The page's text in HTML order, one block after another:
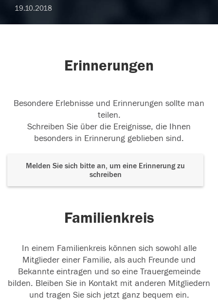
19.10.2018
Erinnerungen
Besondere Erlebnisse und Erinnerungen sollte man
teilen.
Schreiben Sie über die Ereignisse, die Ihnen
besonders in Erinnerung geblieben sind.
Melden Sie sich bitte an, um eine Erinnerung zu
schreiben
Familienkreis
In einem Familienkreis können sich sowohl alle
Mitglieder einer Familie, als auch Freunde und
Bekannte eintragen und so eine Trauergemeinde
bilden. Bleiben Sie in Kontakt mit anderen Mitgliedern
und tragen Sie sich jetzt ganz bequem ein.